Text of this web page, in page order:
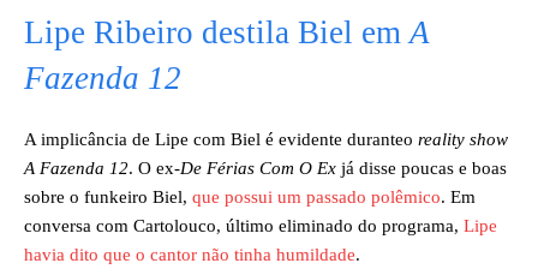
Lipe Ribeiro destila Biel emA
Fazenda 12
A implicância de Lipe com Biel é evidente duranteo reality show
A Fazenda 12. O ex-De Férias Com O Ex já disse poucas e boas
sobre o funkeiro Biel, que possui um passado polêmico. Em
conversa com Cartolouco, último eliminado do programa, Lipe
havia dito que o cantor não tinha humildade.